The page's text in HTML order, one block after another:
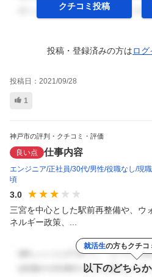
クチコミ投稿
投稿・登録済みの方はログ
投稿日： 2021/09/28
1
神戸市の評判・クチコミ・評価
良い点 仕事内容
エンジニア 正社員 30代 男性 役職なし 現職
頃
3.0
三宮を中心とした駅前再整備や、ウ
ネルギー政策、...
就活生の方もクチコ
以下のどちら